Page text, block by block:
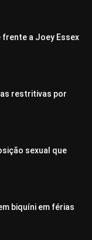
frente a Joey Essex
restritivas por
sexual que
biquíni em férias